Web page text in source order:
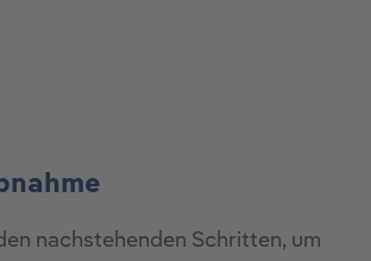
nachstehenden Schritten, um